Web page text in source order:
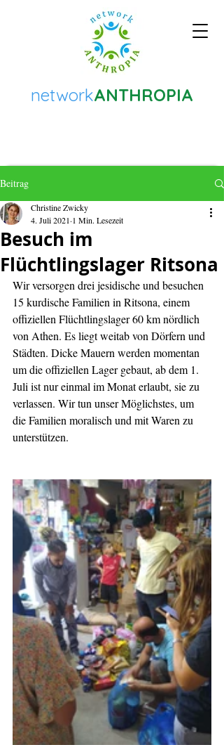
networkANTHROPIA
Beitrag
Besuch im
Flüchtlingslager Ritsona
Christine Zwicky
4. Juli 2021 1 Min. Lesezeit
Wir versorgen drei jesidische und besuchen
15 kurdische Familien in Ritsona, einem
offiziellen Flüchtlingslager 60 km nördlich
von Athen. Es liegt weitab von Dörfern und
Städten. Dicke Mauern werden momentan
um die offiziellen Lager gebaut, ab dem 1.
Juli ist nur einmal im Monat erlaubt, sie zu
verlassen. Wir tun unser Möglichstes, um
die Familien moralisch und mit Waren zu
unterstützen.